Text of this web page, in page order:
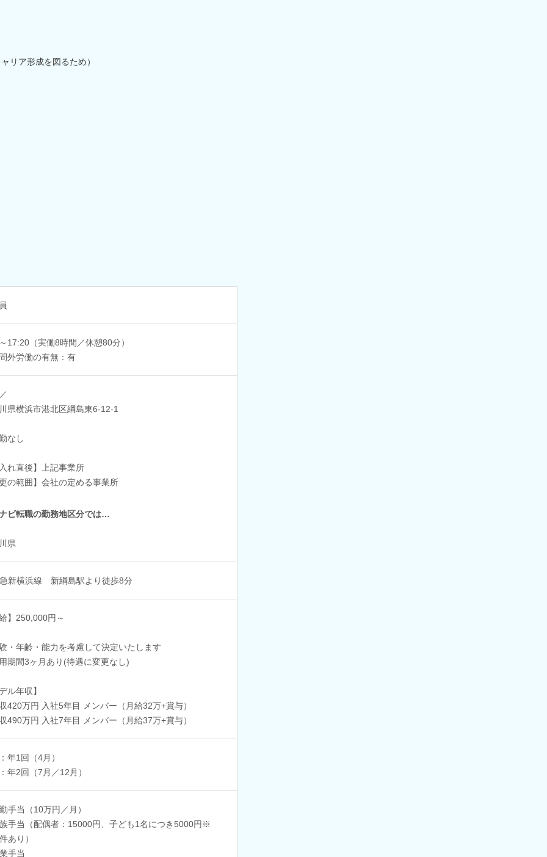
リア形成を図るため）
17:20（実働8時間／休憩80分）
外労働の有無：有
県横浜市港北区綱島東6-12-1
なし
れ直後】上記事業所
の範囲】会社の定める事業所
ビ転職の勤務地区分では…
県
新横浜線 新綱島駅より徒歩8分
】250,000円～
・年齢・能力を考慮して決定いたします
期間3ヶ月あり(待遇に変更なし)
ル年収】
420万円 入社5年目 メンバー（月給32万+賞与）
490万円 入社7年目 メンバー（月給37万+賞与）
年1回（4月）
年2回（7月／12月）
手当（10万円／月）
手当（配偶者：15000円、子ども1名につき5000円※
あり）
手当